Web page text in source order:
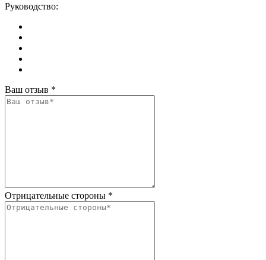
Руководство:
Ваш отзыв *
Отрицательные стороны *